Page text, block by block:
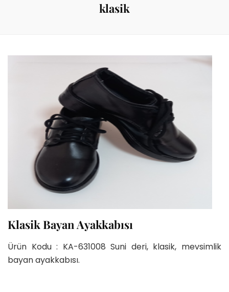
klasik
Klasik Bayan Ayakkabısı
Ürün Kodu : KA-631008 Suni deri, klasik, mevsimlik
bayan ayakkabısı.